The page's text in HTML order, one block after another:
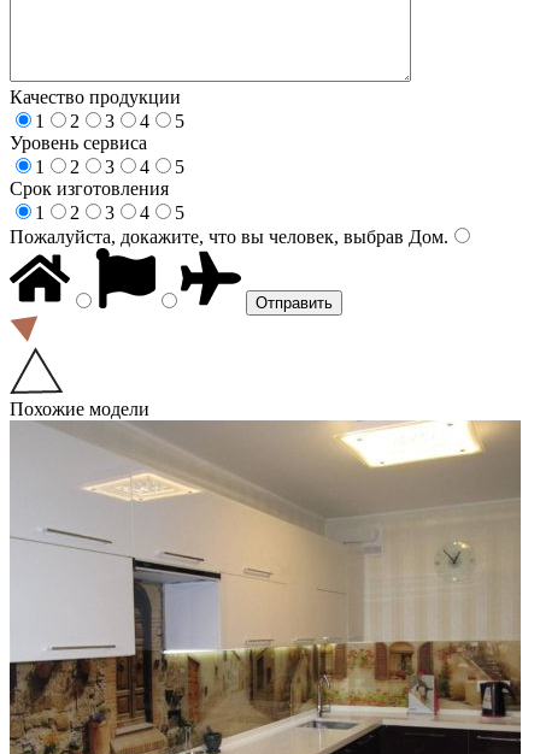
Качество продукции
1
2 3 4
5
Уровень сервиса
1
2 3 4
5
Срок изготовления
1
2 3 4
5
Пожалуйста, докажите, что вы человек, выбрав Дом.
Похожие модели